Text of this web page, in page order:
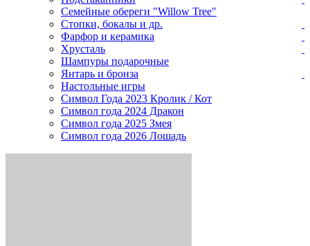
Семейные обереги "Willow Tree"
Стопки, бокалы и др.
Фарфор и керамика
Хрусталь
Шампуры подарочные
Янтарь и бронза
Настольные игры
Символ Года 2023 Кролик / Кот
Символ года 2024 Дракон
Символ года 2025 Змея
Символ года 2026 Лошадь